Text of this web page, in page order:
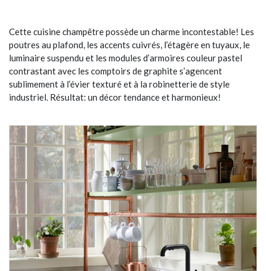
Cette cuisine champêtre possède un charme incontestable! Les
poutres au plafond, les accents cuivrés, l’étagère en tuyaux, le
luminaire suspendu et les modules d’armoires couleur pastel
contrastant avec les comptoirs de graphite s’agencent
sublimement à l’évier texturé et à la robinetterie de style
industriel. Résultat: un décor tendance et harmonieux!